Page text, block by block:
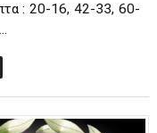
: 20-16, 42-33, 60-